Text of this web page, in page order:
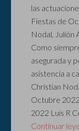
las
Fiestas de
Nodal, Julión
Como
asegurada y
asistencia a
Christian
Octubre
2022 Luis R
Continuar